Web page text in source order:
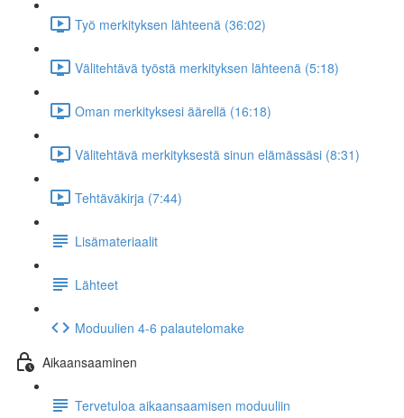
Työ merkityksen lähteenä (36:02)
Välitehtävä työstä merkityksen lähteenä (5:18)
Oman merkityksesi äärellä (16:18)
Välitehtävä merkityksestä sinun elämässäsi (8:31)
Tehtäväkirja (7:44)
Lisämateriaalit
Lähteet
Moduulien 4-6 palautelomake
Aikaansaaminen
Tervetuloa aikaansaamisen moduuliin